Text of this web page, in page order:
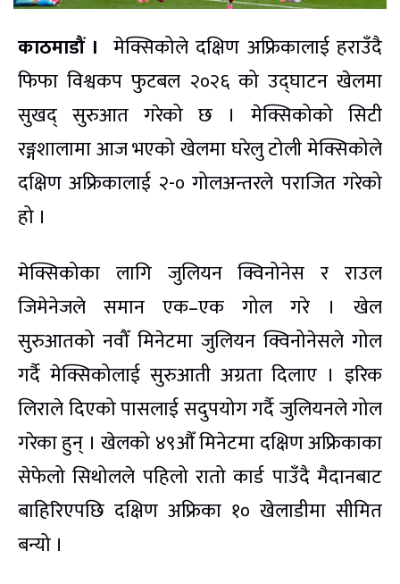
काठमाडौं । मेक्सिकोले दक्षिण अफ्रिकालाई हराउँदै
फिफा विश्वकप फुटबल २०२६ को उद्घाटन खेलमा
सुखद् सुरुआत गरेको छ । मेक्सिकोको सिटी
रङ्गशालामा आज भएको खेलमा घरेलु टोली मेक्सिकोले
दक्षिण अफ्रिकालाई २-० गोलअन्तरले पराजित गरेको
हो ।
मेक्सिकोका लागि जुलियन क्विनोनेस र राउल
जिमेनेजले समान एक–एक गोल गरे । खेल
सुरुआतको नवौँ मिनेटमा जुलियन क्विनोनेसले गोल
गर्दै मेक्सिकोलाई सुरुआती अग्रता दिलाए । इरिक
लिराले दिएको पासलाई सदुपयोग गर्दै जुलियनले गोल
गरेका हुन् । खेलको ४९औँ मिनेटमा दक्षिण अफ्रिकाका
सेफेलो सिथोलले पहिलो रातो कार्ड पाउँदै मैदानबाट
बाहिरिएपछि दक्षिण अफ्रिका १० खेलाडीमा सीमित
बन्यो ।